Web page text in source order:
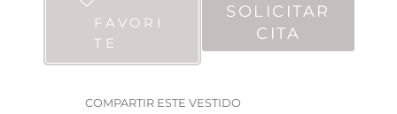
FAVORI
TE
SOLICITAR
CITA
COMPARTIR ESTE VESTIDO